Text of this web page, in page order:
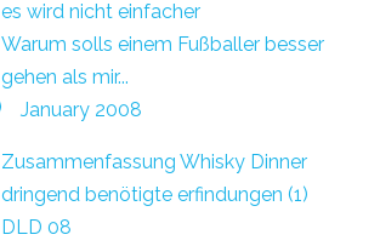
es wird nicht einfacher
Warum solls einem Fußballer besser
gehen als mir...
January 2008
Zusammenfassung Whisky Dinner
dringend benötigte erfindungen (1)
DLD 08